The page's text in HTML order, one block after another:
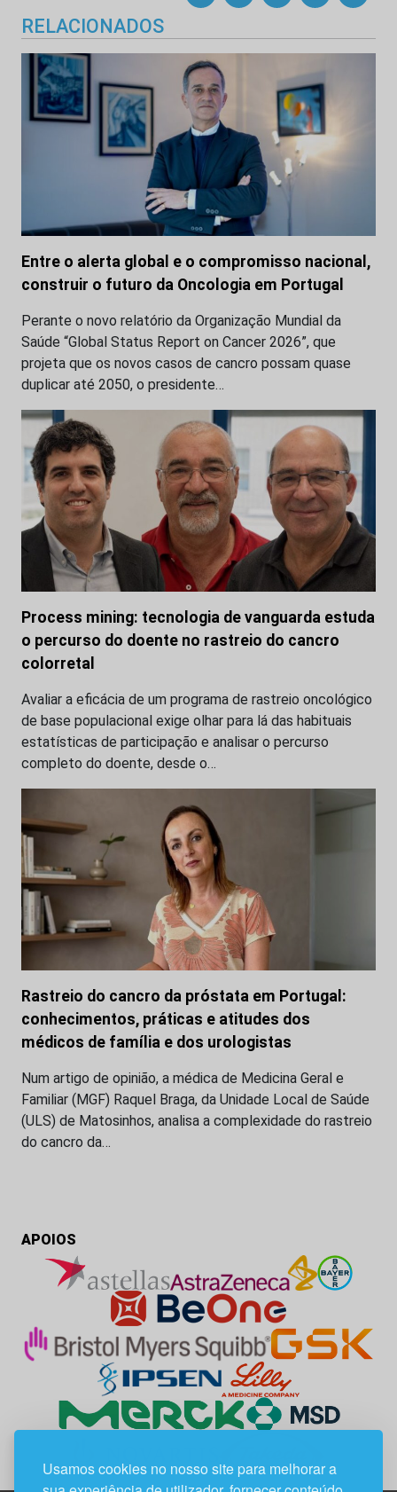
Usamos cookies no nosso site para melhorar a
RELACIONADOS
Entre o alerta global e o compromisso nacional,
construir o futuro da Oncologia em Portugal
Perante o novo relatório da Organização Mundial da
Saúde “Global Status Report on Cancer 2026”, que
projeta que os novos casos de cancro possam quase
duplicar até 2050, o presidente…
Process mining: tecnologia de vanguarda estuda
o percurso do doente no rastreio do cancro
colorretal
Avaliar a eficácia de um programa de rastreio oncológico
de base populacional exige olhar para lá das habituais
estatísticas de participação e analisar o percurso
completo do doente, desde o…
Rastreio do cancro da próstata em Portugal:
conhecimentos, práticas e atitudes dos
médicos de família e dos urologistas
Num artigo de opinião, a médica de Medicina Geral e
Familiar (MGF) Raquel Braga, da Unidade Local de Saúde
(ULS) de Matosinhos, analisa a complexidade do rastreio
do cancro da…
APOIOS